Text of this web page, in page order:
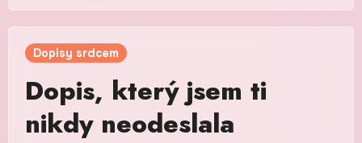
Dopisy srdcem
Dopis, který jsem ti
nikdy neodeslala